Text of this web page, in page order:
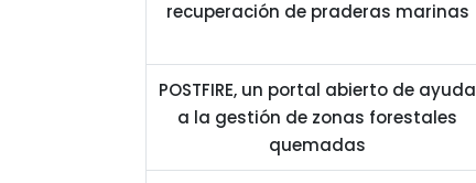
recuperación de praderas marinas
POSTFIRE, un portal abierto de ayuda
a la gestión de zonas forestales
quemadas